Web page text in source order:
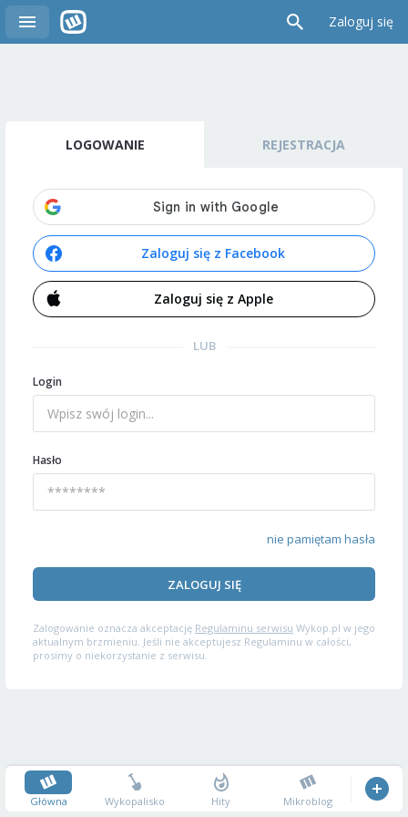
Zaloguj się
LOGOWANIE REJESTRACJA
Zaloguj się z Facebook
Zaloguj się z Apple
LUB
Login
Hasło
nie pamiętam hasła
ZALOGUJ SIĘ
Zalogowanie oznacza akceptację Regulaminu serwisu Wykop.pl w jego
aktualnym brzmieniu. Jeśli nie akceptujesz Regulaminu w całości,
prosimy o niekorzystanie z serwisu.
Główna Wykopalisko Hity Mikroblog